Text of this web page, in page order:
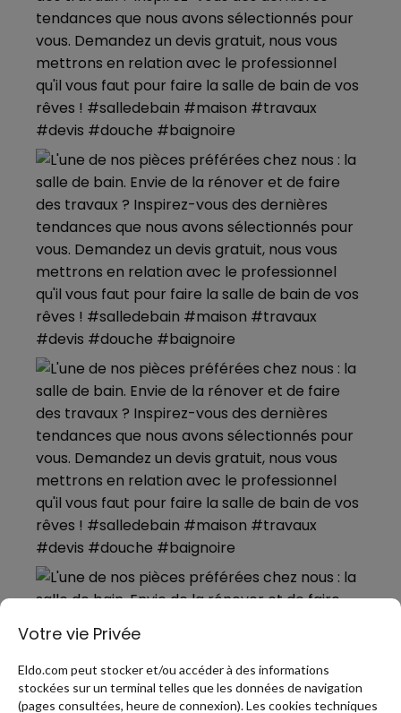
Votre vie Privée
Eldo.com peut stocker et/ou accéder à des informations
stockées sur un terminal telles que les données de navigation
(pages consultées, heure de connexion). Les cookies techniques